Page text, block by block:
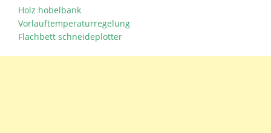
Holz hobelbank
Vorlauftemperaturregelung
Flachbett schneideplotter